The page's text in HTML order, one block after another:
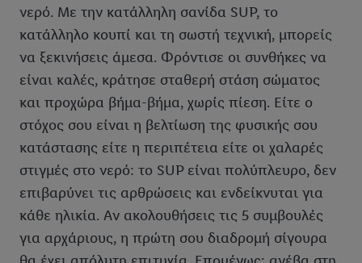
νερό. Με την κατάλληλη σανίδα SUP, το
κατάλληλο κουπί και τη σωστή τεχνική, μπορείς
να ξεκινήσεις άμεσα. Φρόντισε οι συνθήκες να
είναι καλές, κράτησε σταθερή στάση σώματος
και προχώρα βήμα-βήμα, χωρίς πίεση. Είτε ο
στόχος σου είναι η βελτίωση της φυσικής σου
κατάστασης είτε η περιπέτεια είτε οι χαλαρές
στιγμές στο νερό: το SUP είναι πολύπλευρο, δεν
επιβαρύνει τις αρθρώσεις και ενδείκνυται για
κάθε ηλικία. Αν ακολουθήσεις τις 5 συμβουλές
για αρχάριους, η πρώτη σου διαδρομή σίγουρα